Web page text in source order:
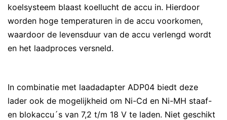
koelsysteem blaast koellucht de accu in. Hierdoor
worden hoge temperaturen in de accu voorkomen,
waardoor de levensduur van de accu verlengd wordt
en het laadproces versneld.
In combinatie met laadadapter ADP04 biedt deze
lader ook de mogelijkheid om Ni-Cd en Ni-MH staaf-
en blokaccu´s van 7,2 t/m 18 V te laden. Niet geschikt